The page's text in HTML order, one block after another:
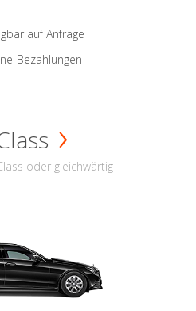
auf Anfrage
Bezahlungen
oder gleichwärtig